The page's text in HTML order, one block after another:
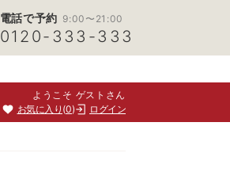
電話で予約 9:00〜21:00
0120-333-333
ようこそ ゲストさん
お気に入り 0 ログイン